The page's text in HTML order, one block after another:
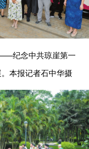
纪念中共琼崖第一
本报记者石中华摄